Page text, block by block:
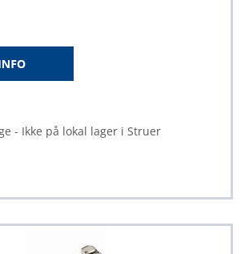
- Ikke på lokal lager i Struer